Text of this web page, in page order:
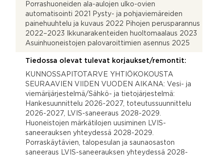
Porrashuoneiden ala-aulojen ulko-ovien
automatisointi 2021 Pysty- ja pohjaviemäreiden
painehuuhtelu ja kuvaus 2022 Pihojen perusparannus
2022–2023 Ikkunarakenteiden huoltomaalaus 2023
Asuinhuoneistojen palovaroittimien asennus 2025
Tiedossa olevat tulevat korjaukset/remontit:
KUNNOSSAPITOTARVE YHTIÖKOKOUSTA
SEURAAVIEN VIIDEN VUODEN AIKANA: Vesi- ja
viemärijärjestelmä/Sähkö- ja tietojärjestelmä:
Hankesuunnittelu 2026-2027, toteutussuunnittelu
2026-2027, LVIS-saneeraus 2028-2029.
Huoneistojen märkätilojen uusiminen LVIS-
saneerauksen yhteydessä 2028-2029.
Porraskäytävien, talopesulan ja saunaosaston
saneeraus LVIS-saneerauksen yhteydessä 2028-